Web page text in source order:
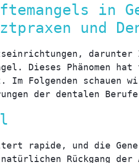
in
und
darunter
Dieses Phänomen
Folgenden schauen
der dentalen
rapide, und die
Rückgang